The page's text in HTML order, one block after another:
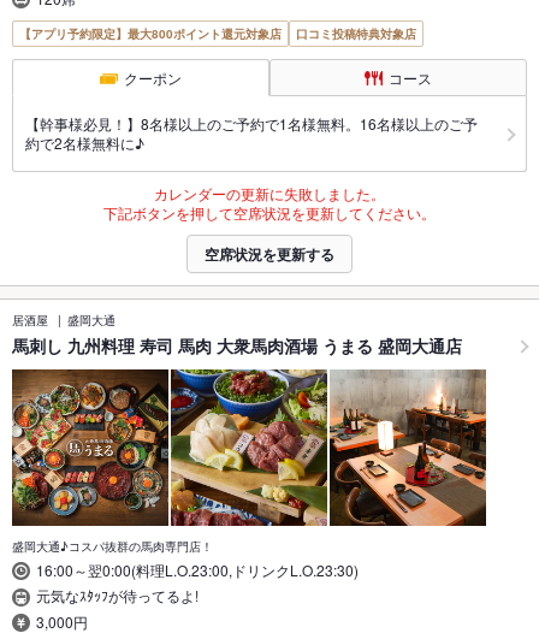
【アプリ予約限定】最大800ポイント還元対象店 口コミ投稿特典対象店
クーポン コース
【幹事様必見！】8名様以上のご予約で1名様無料。16名様以上のご予
約で2名様無料に♪
カレンダーの更新に失敗しました。
下記ボタンを押して空席状況を更新してください。
空席状況を更新する
居酒屋 盛岡大通
馬刺し 九州料理 寿司 馬肉 大衆馬肉酒場 うまる 盛岡大通店
盛岡大通♪コスパ抜群の馬肉専門店！
16:00～翌0:00(料理L.O.23:00,ドリンクL.O.23:30)
元気なｽﾀｯﾌが待ってるよ!
3,000円